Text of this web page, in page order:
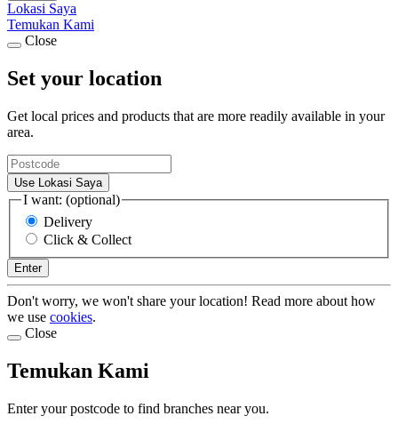
Lokasi Saya
Temukan Kami
Close
Set your location
Get local prices and products that are more readily available in your
area.
Use Lokasi Saya
I want: (optional)
Delivery
Click & Collect
Enter
Don't worry, we won't share your location! Read more about how
we use cookies.
Close
Temukan Kami
Enter your postcode to find branches near you.